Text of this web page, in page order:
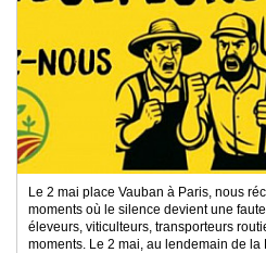
Le 2 mai place Vauban à Paris, nous
moments où le silence devient une
éleveurs, viticulteurs, transporteurs
moments. Le 2 mai, au lendemain de